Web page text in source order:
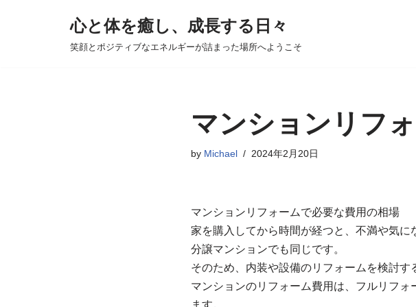
心と体を癒し、成長する日々
笑顔とポジティブなエネルギーが詰まった場所へようこそ
マンションリフ
by Michael 2024年2月20日
マンションリフォームで必要な費用の相場
家を購入してから時間が経つと、不満や気に
分譲マンションでも同じです。
そのため、内装や設備のリフォームを検討す
マンションのリフォーム費用は、フルリフ
ます。